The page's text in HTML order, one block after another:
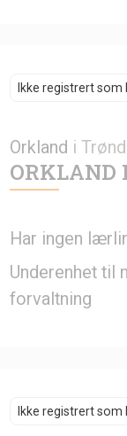
Ikke registrert
Orkland i
ORKLAND
Har ingen
Underenhet til
forvaltning
Ikke registrert